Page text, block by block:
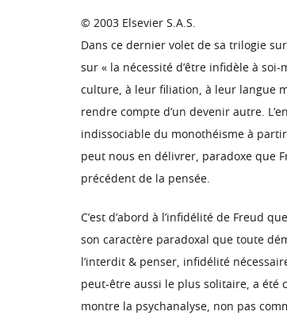
© 2003 Elsevier S.A.S.
Dans ce dernier volet de sa trilogie
sur « la nécessité d’être infidèle à
culture, à leur filiation, à leur langue
rendre compte d’un devenir autre.
indissociable du monothéisme à
peut nous en délivrer, paradoxe que
précédent de la pensée.
C’est d’abord à l’infidélité de Freud
son caractère paradoxal que toute
l’interdit & penser, infidélité
peut-être aussi le plus solitaire, a été
montre la psychanalyse, non pas